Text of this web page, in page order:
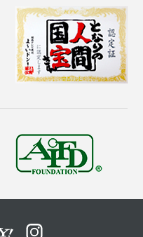
花むすびYahoo!ショッピングペ
花むすび公式Instagram